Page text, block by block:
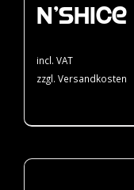
N’Shice
incl. VAT
zzgl. Versandkosten